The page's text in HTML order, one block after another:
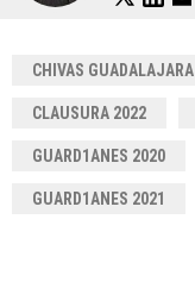
CHIVAS GUADALAJARA
CLAUSURA 2022
GUARD1ANES 2020
GUARD1ANES 2021